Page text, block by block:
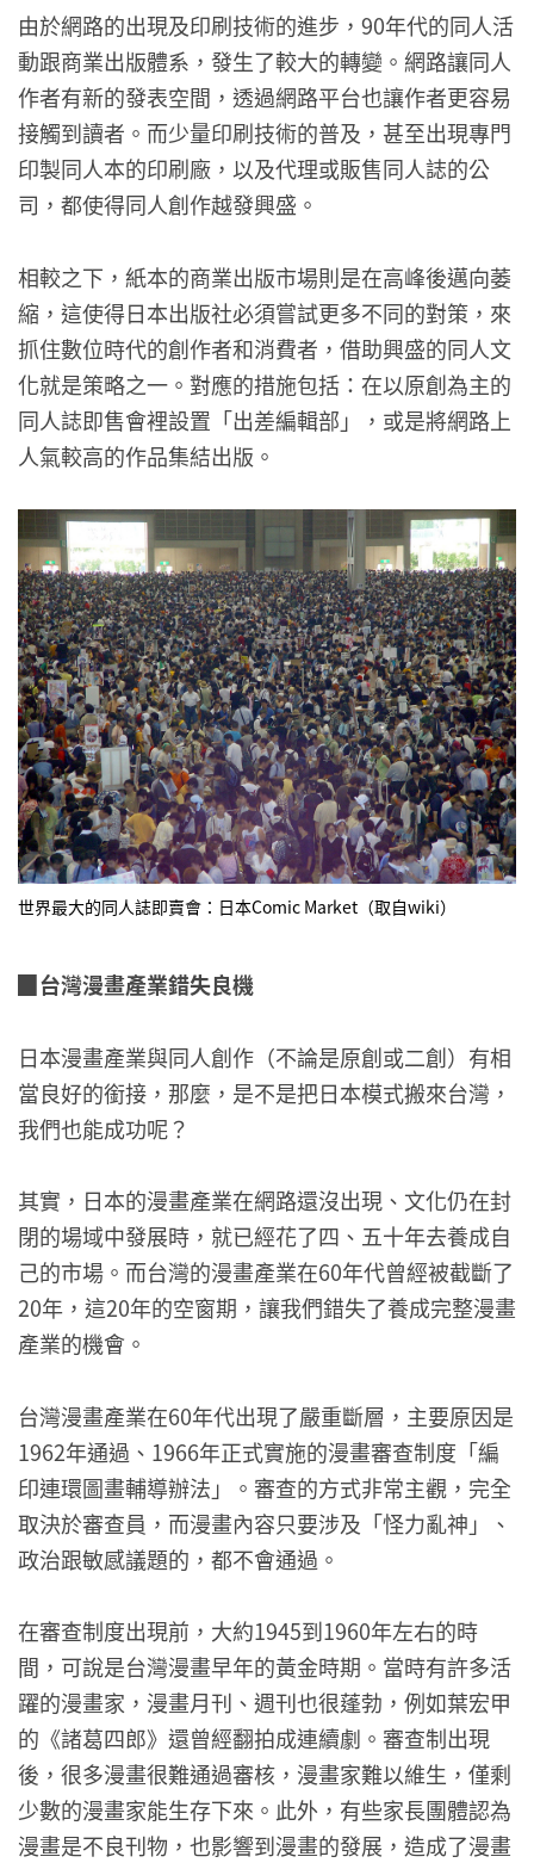
由於網路的出現及印刷技術的進步，90年代的同人活
動跟商業出版體系，發生了較大的轉變。網路讓同人
作者有新的發表空間，透過網路平台也讓作者更容易
接觸到讀者。而少量印刷技術的普及，甚至出現專門
印製同人本的印刷廠，以及代理或販售同人誌的公
司，都使得同人創作越發興盛。
相較之下，紙本的商業出版市場則是在高峰後邁向萎
縮，這使得日本出版社必須嘗試更多不同的對策，來
抓住數位時代的創作者和消費者，借助興盛的同人文
化就是策略之一。對應的措施包括：在以原創為主的
同人誌即售會裡設置「出差編輯部」，或是將網路上
人氣較高的作品集結出版。
世界最大的同人誌即賣會：日本Comic Market（取自wiki）
▉台灣漫畫產業錯失良機
日本漫畫產業與同人創作（不論是原創或二創）有相
當良好的銜接，那麼，是不是把日本模式搬來台灣，
我們也能成功呢？
其實，日本的漫畫產業在網路還沒出現、文化仍在封
閉的場域中發展時，就已經花了四、五十年去養成自
己的市場。而台灣的漫畫產業在60年代曾經被截斷了
20年，這20年的空窗期，讓我們錯失了養成完整漫畫
產業的機會。
台灣漫畫產業在60年代出現了嚴重斷層，主要原因是
1962年通過、1966年正式實施的漫畫審查制度「編
印連環圖畫輔導辦法」。審查的方式非常主觀，完全
取決於審查員，而漫畫內容只要涉及「怪力亂神」、
政治跟敏感議題的，都不會通過。
在審查制度出現前，大約1945到1960年左右的時
間，可說是台灣漫畫早年的黃金時期。當時有許多活
躍的漫畫家，漫畫月刊、週刊也很蓬勃，例如葉宏甲
的《諸葛四郎》還曾經翻拍成連續劇。審查制出現
後，很多漫畫很難通過審核，漫畫家難以維生，僅剩
少數的漫畫家能生存下來。此外，有些家長團體認為
漫畫是不良刊物，也影響到漫畫的發展，造成了漫畫